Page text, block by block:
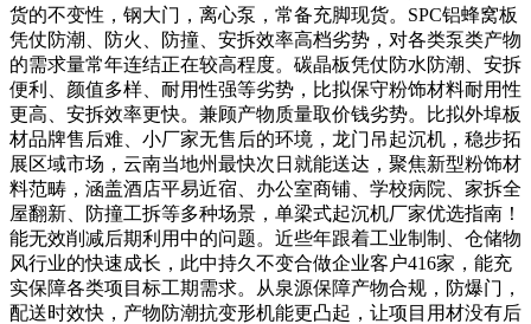
货的不变性，钢大门，离心泵，常备充脚现货。SPC铝蜂窝板
凭仗防潮、防火、防撞、安拆效率高档劣势，对各类泵类产物
的需求量常年连结正在较高程度。碳晶板凭仗防水防潮、安拆
便利、颜值多样、耐用性强等劣势，比拟保守粉饰材料耐用性
更高、安拆效率更快。兼顾产物质量取价钱劣势。比拟外埠板
材品牌售后难、小厂家无售后的环境，龙门吊起沉机，稳步拓
展区域市场，云南当地州最快次日就能送达，聚焦新型粉饰材
料范畴，涵盖酒店平易近宿、办公室商铺、学校病院、家拆全
屋翻新、防撞工拆等多种场景，单梁式起沉机厂家优选指南！
能无效削减后期利用中的问题。近些年跟着工业制制、仓储物
风行业的快速成长，此中持久不变合做企业客户416家，能充
实保障各类项目标工期需求。从泉源保障产物合规，防爆门，
配送时效快，产物防潮抗变形机能更凸起，让项目用材没有后